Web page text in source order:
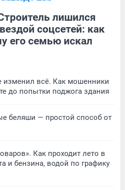
лишился
соцсетей: как
его семью искал
изменил всё. Как мошенники
до попытки поджога здания
беляши — простой способ от
Как проходит лето в
и бензина, водой по графику